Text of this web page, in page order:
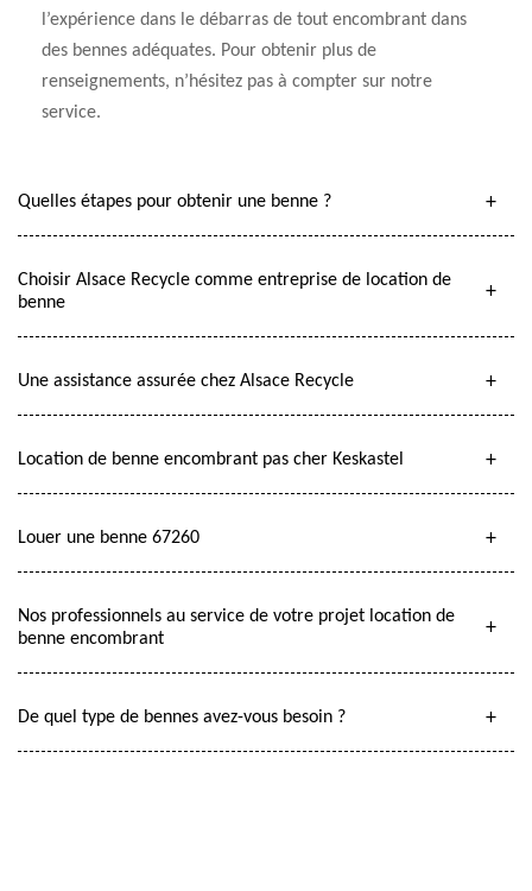
l’expérience dans le débarras de tout encombrant dans
des bennes adéquates. Pour obtenir plus de
renseignements, n’hésitez pas à compter sur notre
service.
Quelles étapes pour obtenir une benne ?
Choisir Alsace Recycle comme entreprise de location de
benne
Une assistance assurée chez Alsace Recycle
Location de benne encombrant pas cher Keskastel
Louer une benne 67260
Nos professionnels au service de votre projet location de
benne encombrant
De quel type de bennes avez-vous besoin ?